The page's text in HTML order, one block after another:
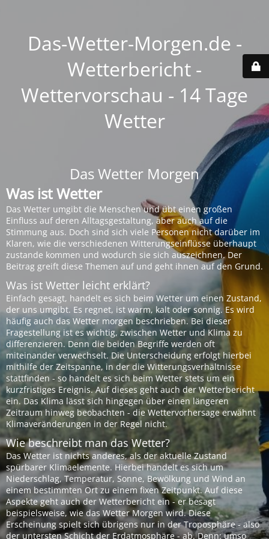
Das-Wetter-Morgen.de -
Wetterbericht -
Wettervorschau - 14 Tage
Wetter
Das Wetter Morgen
Was ist Wetter
Das Wetter umgibt die Menschen und übt einen großen
Einfluss auf deren Alltagsgestaltung, aber auch auf die
Stimmung aus. Doch sind sich viele Personen nicht darüber im
Klaren, wie die verschiedenen Witterungseinflüsse überhaupt
zustande kommen und wodurch sie sich auszeichnen. Der
Beitrag greift diese Themen auf und geht ihnen auf den Grund.
Was ist Wetter leicht erklärt?
Einfach gesagt, handelt es sich beim Wetter um einen Zustand,
der uns umgibt. Es regnet, ist warm, kalt oder sonnig. Es wird
häufig auch das Wetter morgen beschrieben. Bei dieser
Fragestellung ist es wichtig, zwischen Wetter und Klima zu
differenzieren. Denn die beiden Begriffe werden oft
miteinander verwechselt. Die Unterscheidung erfolgt hierbei
mithilfe der Zeitspanne, in der die Witterungsverhältnisse
stattfinden - so handelt es sich beim Wetter stets um ein
kurzfristiges Ereignis. Auf dieses geht auch der Wetterbericht
ein. Das Klima lässt sich hingegen über einen längeren
Zeitraum hinweg beobachten - die Wettervorhersage erwähnt
Klimaveränderungen in der Regel nicht.
Wie beschreibt man das Wetter?
Das Wetter ist nichts anderes, als der aktuelle Zustand
spürbarer Klimaelemente. Hierbei handelt es sich um
Niederschlag, Temperatur, Sonne, Bewölkung und Wind an
einem bestimmten Ort zu einem fixen Zeitpunkt. Auf diese
Aspekte geht auch der Wetterbericht ein - er besagt
beispielsweise, wie das Wetter Morgen wird. Diese
Erscheinung spielt sich übrigens nur in der Troposphäre - also
der untersten Schicht der Erdatmosphäre - ab. Denn: umso